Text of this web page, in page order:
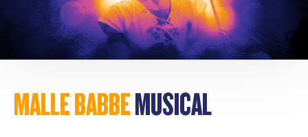
MALLE BABBEMUSICAL